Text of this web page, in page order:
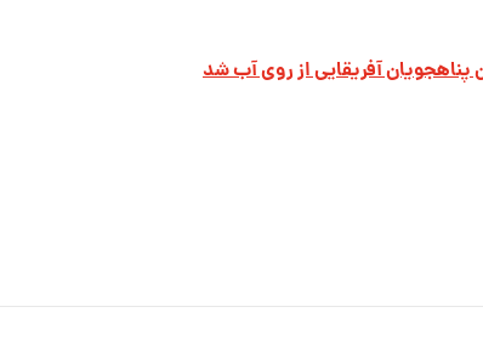
پناهجویان آفریقایی از روی آب شد